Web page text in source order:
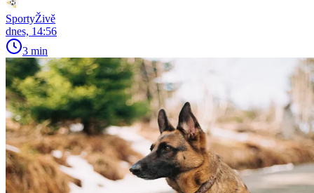
SportyŽivě
dnes, 14:56
3 min